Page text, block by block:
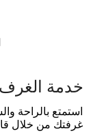
خدمة الغرف
استمتع بالراحة
غرفتك من خلال